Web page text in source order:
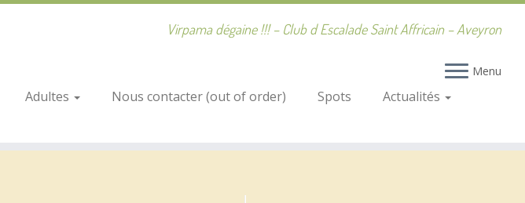
Virpama dégaine !!! – Club d Escalade Saint Affricain – Aveyron
Menu
Adultes Nous contacter (out of order) Spots
Actualités